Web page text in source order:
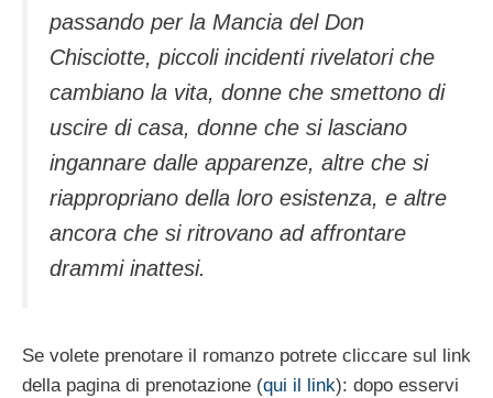
passando per la Mancia del Don
Chisciotte, piccoli incidenti rivelatori che
cambiano la vita, donne che smettono di
uscire di casa, donne che si lasciano
ingannare dalle apparenze, altre che si
riappropriano della loro esistenza, e altre
ancora che si ritrovano ad affrontare
drammi inattesi.
Se volete prenotare il romanzo potrete cliccare sul link
della pagina di prenotazione (qui il link): dopo esservi